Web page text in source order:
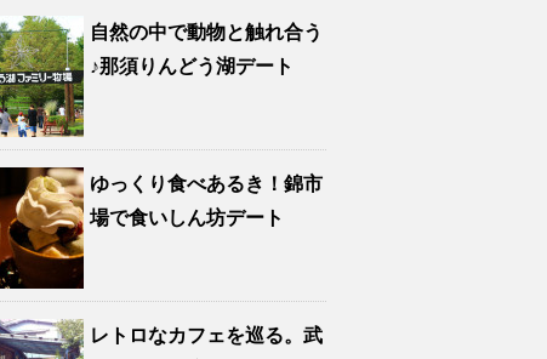
自然の中で動物と触れ合う
♪那須りんどう湖デート
ゆっくり食べあるき！錦市
場で食いしん坊デート
レトロなカフェを巡る。武